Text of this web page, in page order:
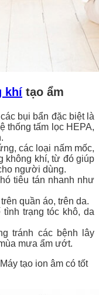
khí tạo ẩm
bụi bẩn đặc biệt là
thống tấm lọc HEPA,
các loại nấm mốc,
không khí, từ đó giúp
người dùng.
tiêu tán nhanh như
quần áo, trên da.
trạng tóc khô, da
tránh các bệnh lây
mưa ẩm ướt.
tạo ion âm có tốt